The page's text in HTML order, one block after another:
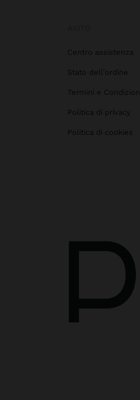
Centro assistenza
Stato dell'ordine
Termini e Condizioni
Politica di privacy
Politica di cookies